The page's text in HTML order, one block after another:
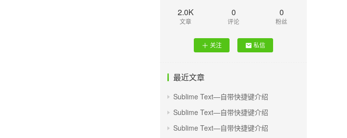
2.0K
文章
0
评论
0
粉丝
关注 私信
最近文章
Sublime Text—自带快捷键介绍
Sublime Text—自带快捷键介绍
Sublime Text—自带快捷键介绍